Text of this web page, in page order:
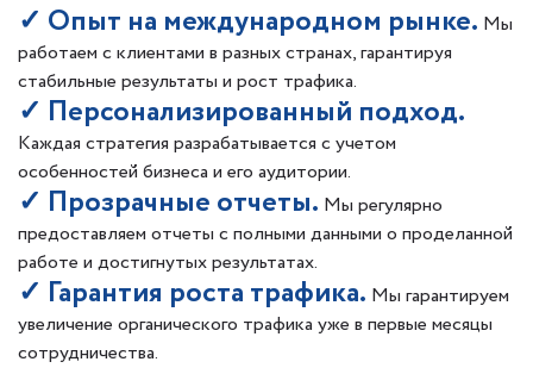
✓ Опыт на международном рынке. Мы
работаем с клиентами в разных странах, гарантируя
стабильные результаты и рост трафика.
✓ Персонализированный подход.
Каждая стратегия разрабатывается с учетом
особенностей бизнеса и его аудитории.
✓ Прозрачные отчеты. Мы регулярно
предоставляем отчеты с полными данными о проделанной
работе и достигнутых результатах.
✓ Гарантия роста трафика. Мы гарантируем
увеличение органического трафика уже в первые месяцы
сотрудничества.